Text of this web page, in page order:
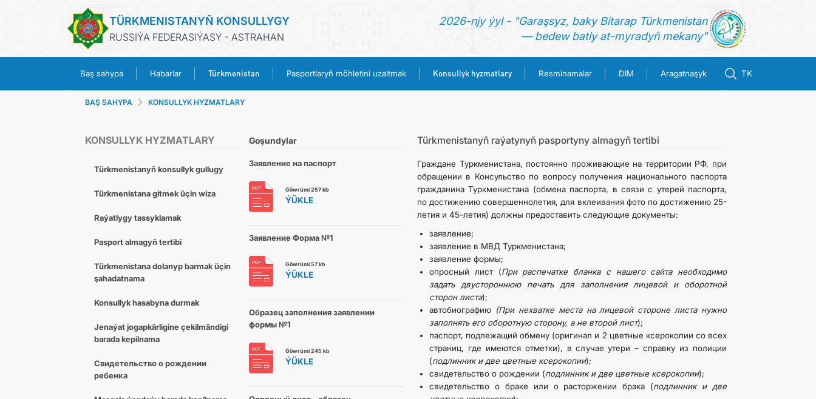
TÜRKMENISTANYŇ KONSULLYGY
RUSSIÝA FEDERASIÝASY - ASTRAHAN
2026-njy ýyl - "Garaşsyz, baky Bitarap Türkmenistan
— bedew batly at-myradyň mekany"
Baş sahypa Habarlar Türkmenistan Pasportlaryň möhletini uzaltmak Konsullyk hyzmatlary Resminamalar DIM Aragatnaşyk TK
HABARLAR
TÜRKMENISTAN
PASPORTLARYŇ MÖHLETINI UZALTMAK
KONSULLYK HYZMATLARY
RESMINAMALAR
ARAGATNAŞYK
BAŞ SAHYPA KONSULLYK HYZMATLARY
KONSULLYK HYZMATLARY
Türkmenistanyň konsullyk gullugy
Türkmenistana gitmek üçin wiza
Raýatlygy tassyklamak
Pasport almagyň tertibi
Türkmenistana dolanyp barmak üçin
şahadatnama
Konsullyk hasabyna durmak
Jenaýat jogapkärligine çekilmändigi
barada kepilnama
Свидетельство о рождении
ребенка
Türkmenistanyň raýatynyň pasportyny almagyň tertibi
Граждане Туркменистана, постоянно проживающие на территории РФ, при
обращении в Консульство по вопросу получения национального паспорта
гражданина Туркменистана (обмена паспорта, в связи с утерей паспорта,
по достижению совершеннолетия, для вклеивания фото по достижению 25-
летия и 45-летия) должны предоставить следующие документы:
заявление;
заявление в МВД Туркменистана;
заявление формы;
опросный лист (При распечатке бланка с нашего сайта необходимо
задать двустороннюю печать для заполнения лицевой и оборотной
сторон листа);
автобиографию (При нехватке места на лицевой стороне листа нужно
заполнять его оборотную сторону, а не второй лист);
паспорт, подлежащий обмену (оригинал и 2 цветные ксерокопии со всех
страниц, где имеются отметки), в случае утери – справку из полиции
(подлинник и две цветные ксерокопии);
свидетельство о рождении (подлинник и две цветные ксерокопии);
свидетельство о браке или о расторжении брака (подлинник и две
Goşundylar
Заявление на паспорт
Göwrümi 257 kb
ÝÜKLE
Заявление Форма №1
Göwrümi 57 kb
ÝÜKLE
Образец заполнения заявлении
формы №1
Göwrümi 245 kb
ÝÜKLE